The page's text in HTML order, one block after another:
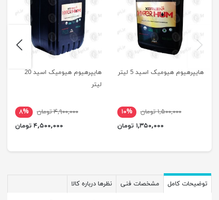
هایپرهیوم هیومیک اسید 5 لیتر
۱,۵۰۰,۰۰۰ تومان
۱۰%
۱,۳۵۰,۰۰۰ تومان
هایپرهیوم هیومیک اسید 20
لیتر
۴,۹۰۰,۰۰۰ تومان
۸%
۴,۵۰۰,۰۰۰ تومان
previus
توضیحات کامل مشخصات فنی نظرها درباره کالا